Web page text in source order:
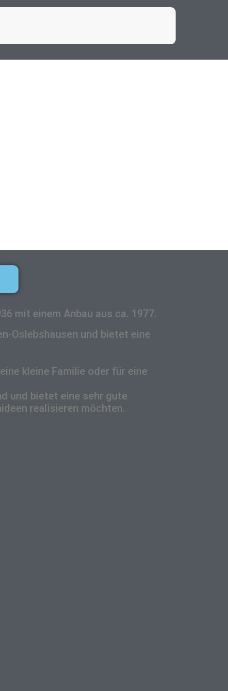
mit einem Anbau aus ca. 1977.
Oslebshausen und bietet eine
kleine Familie oder für eine
und bietet eine sehr gute
realisieren möchten.